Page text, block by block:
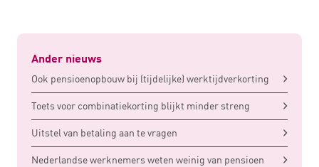
Ander nieuws
Ook pensioenopbouw bij (tijdelijke) werktijdverkorting
Toets voor combinatiekorting blijkt minder streng
Uitstel van betaling aan te vragen
Nederlandse werknemers weten weinig van pensioen